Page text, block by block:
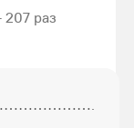
207 раз